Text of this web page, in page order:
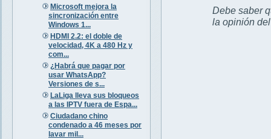
Microsoft mejora la
sincronización entre
Windows 1...
HDMI 2.2: el doble de
velocidad, 4K a 480 Hz y
com...
¿Habrá que pagar por
usar WhatsApp?
Versiones de s...
LaLiga lleva sus bloqueos
a las IPTV fuera de Espa...
Ciudadano chino
condenado a 46 meses por
lavar mil...
Debe saber
la opinión